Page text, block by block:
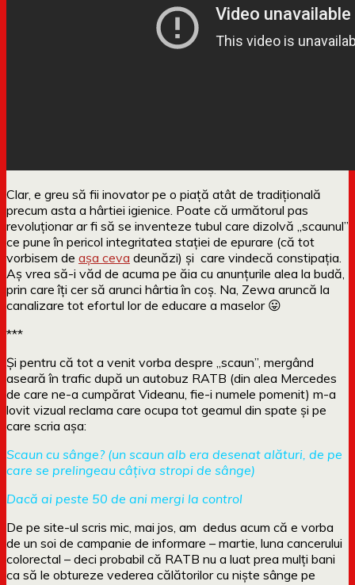
Clar, e greu să fii inovator pe o piață atât de tradițională
precum asta a hârtiei igienice. Poate că următorul pas
revoluționar ar fi să se inventeze tubul care dizolvă „scaunul”
ce pune în pericol integritatea stației de epurare (că tot
vorbisem de așa ceva deunăzi) și care vindecă constipația.
Aș vrea să-i văd de acuma pe ăia cu anunțurile alea la budă,
prin care îți cer să arunci hârtia în coș. Na, Zewa aruncă la
canalizare tot efortul lor de educare a maselor 😛
***
Și pentru că tot a venit vorba despre „scaun”, mergând
aseară în trafic după un autobuz RATB (din alea Mercedes
de care ne-a cumpărat Videanu, fie-i numele pomenit) m-a
lovit vizual reclama care ocupa tot geamul din spate și pe
care scria așa:
Scaun cu sânge? (un scaun alb era desenat alături, de pe
care se prelingeau câțiva stropi de sânge)
Dacă ai peste 50 de ani mergi la control
De pe site-ul scris mic, mai jos, am dedus acum că e vorba
de un soi de campanie de informare – martie, luna cancerului
colorectal – deci probabil că RATB nu a luat prea mulți bani
ca să le obtureze vederea călătorilor cu niște sânge pe